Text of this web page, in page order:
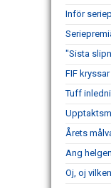
Inför
"Sista
FIF
Tuff
Årets
Ang
Oj, oj